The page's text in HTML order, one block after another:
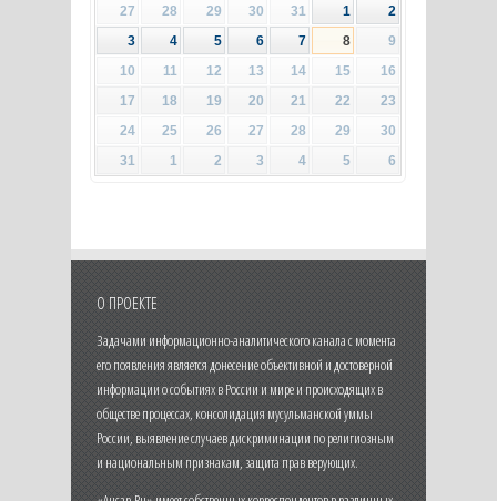
27 28 29 30 31 1
2
3
4 5 6 7 8
9
10
11 12 13 14 15
16
17
18 19 20 21 22
23
24
25 26 27 28 29
30
31
1 2 3 4 5 6
О ПРОЕКТЕ
Задачами информационно-аналитического канала с момента
его появления является донесение объективной и достоверной
информации о событиях в России и мире и происходящих в
обществе процессах, консолидация мусульманской уммы
России, выявление случаев дискриминации по религиозным
и национальным признакам, защита прав верующих.